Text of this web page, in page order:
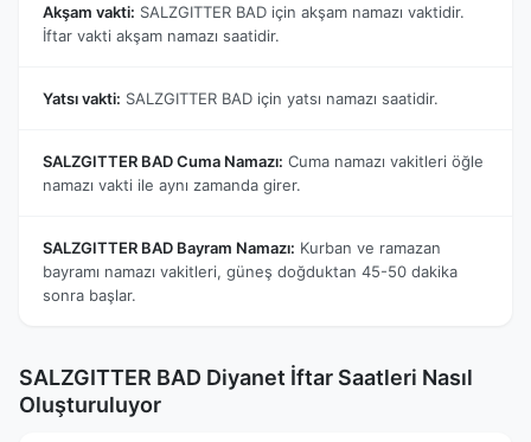
Akşam vakti: SALZGITTER BAD için akşam namazı vaktidir.
İftar vakti akşam namazı saatidir.
Yatsı vakti: SALZGITTER BAD için yatsı namazı saatidir.
SALZGITTER BAD Cuma Namazı: Cuma namazı vakitleri öğle
namazı vakti ile aynı zamanda girer.
SALZGITTER BAD Bayram Namazı: Kurban ve ramazan
bayramı namazı vakitleri, güneş doğduktan 45-50 dakika
sonra başlar.
SALZGITTER BAD Diyanet İftar Saatleri Nasıl
Oluşturuluyor